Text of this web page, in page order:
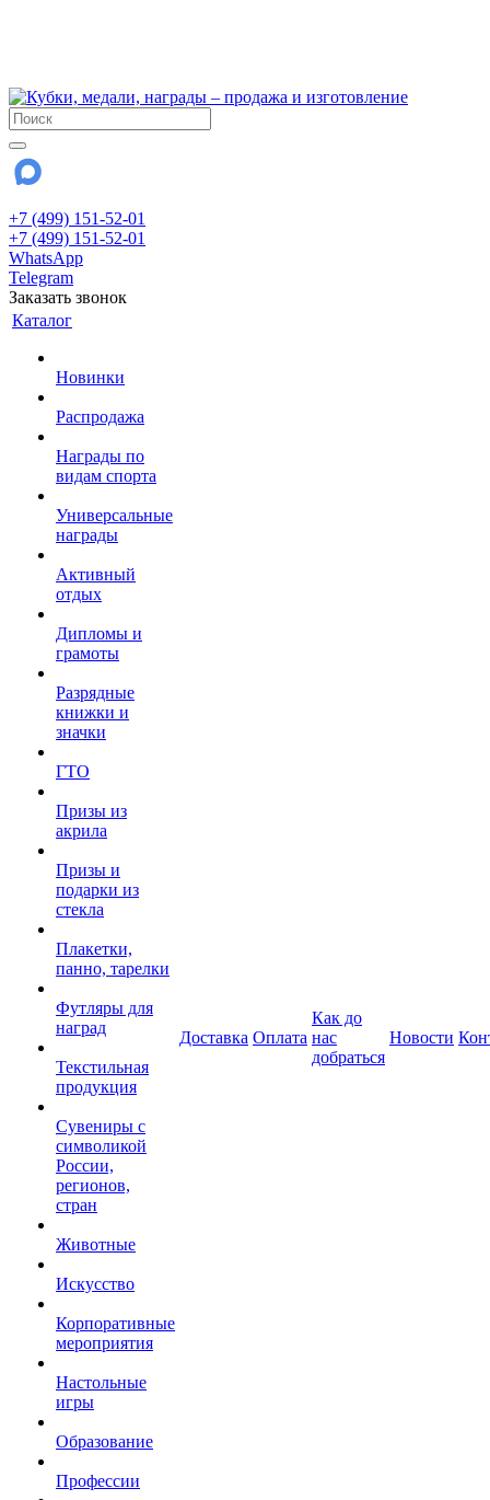
+7 (499) 151-52-01
+7 (499) 151-52-01
WhatsApp
Telegram
Заказать звонок
Каталог
Новинки
Распродажа
Награды по
видам спорта
Универсальные
награды
Активный
отдых
Дипломы и
грамоты
Разрядные
книжки и
значки
ГТО
Призы из
акрила
Призы и
подарки из
стекла
Плакетки,
панно, тарелки
Футляры для
наград
Текстильная
продукция
Сувениры с
символикой
России,
регионов,
стран
Животные
Искусство
Корпоративные
мероприятия
Настольные
игры
Образование
Профессии
Доставка Оплата
Как до
нас
добраться
Новости